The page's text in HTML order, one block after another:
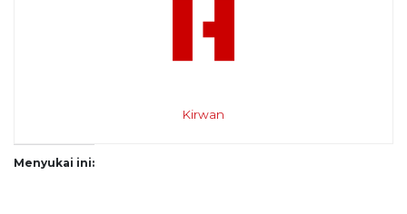
Kirwan
Menyukai ini: